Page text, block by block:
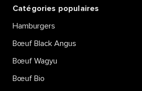
Catégories populaires
Hamburgers
Bœuf Black Angus
Bœuf Wagyu
Bœuf Bio